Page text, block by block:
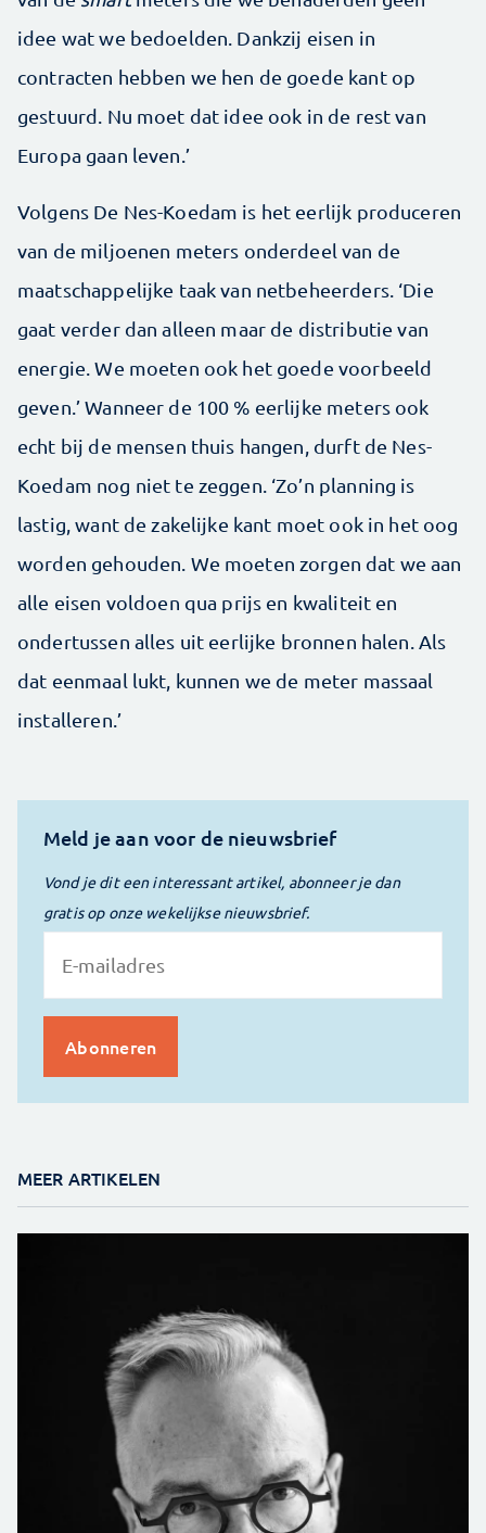
idee wat we bedoelden. Dankzij eisen in
contracten hebben we hen de goede kant op
gestuurd. Nu moet dat idee ook in de rest van
Europa gaan leven.’
Volgens De Nes-Koedam is het eerlijk produceren
van de miljoenen meters onderdeel van de
maatschappelijke taak van netbeheerders. ‘Die
gaat verder dan alleen maar de distributie van
energie. We moeten ook het goede voorbeeld
geven.’ Wanneer de 100 % eerlijke meters ook
echt bij de mensen thuis hangen, durft de Nes-
Koedam nog niet te zeggen. ‘Zo’n planning is
lastig, want de zakelijke kant moet ook in het oog
worden gehouden. We moeten zorgen dat we aan
alle eisen voldoen qua prijs en kwaliteit en
ondertussen alles uit eerlijke bronnen halen. Als
dat eenmaal lukt, kunnen we de meter massaal
installeren.’
Meld je aan voor de nieuwsbrief
Vond je dit een interessant artikel, abonneer je dan
gratis op onze wekelijkse nieuwsbrief.
MEER ARTIKELEN